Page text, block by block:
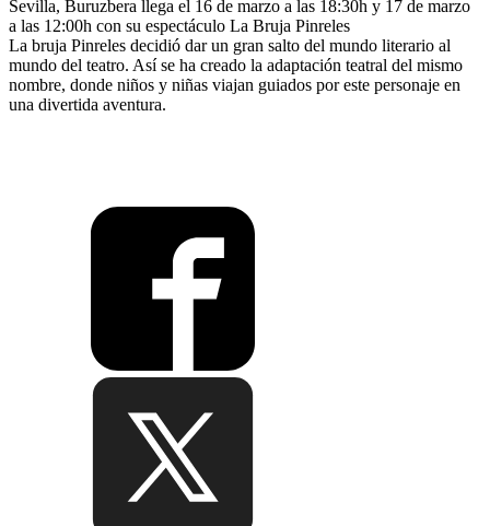
Sevilla, Buruzbera llega el 16 de marzo a las 18:30h y 17 de marzo
a las 12:00h con su espectáculo La Bruja Pinreles
La bruja Pinreles decidió dar un gran salto del mundo literario al
mundo del teatro. Así se ha creado la adaptación teatral del mismo
nombre, donde niños y niñas viajan guiados por este personaje en
una divertida aventura.